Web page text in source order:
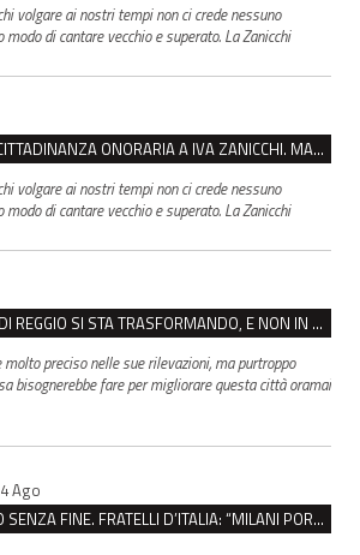
volgare ai nostri tempi non ci crede nessuno
di cantare vecchio e superato. La Zanicchi
VENTASSO, SÌ ALLA CITTADINANZA ONORARIA A IVA ZANICCHI. MA BARGIACCHI: “È DI PESSIMO GUSTO”
volgare ai nostri tempi non ci crede nessuno
di cantare vecchio e superato. La Zanicchi
IL CENTRO STORICO DI REGGIO SI STA TRASFORMANDO, E NON IN MEGLIO
preciso nelle sue rilevazioni, ma purtroppo
bisognerebbe fare per migliorare questa città oramai
Ago
HELLWATT, SCONTRO SENZA FINE. FRATELLI D’ITALIA: “MILANI PORTA DOCUMENTI, DE FRANCO INSULTI”